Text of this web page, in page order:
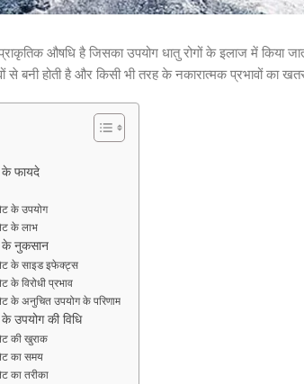
औषधि है जिसका उपयोग धातु रोगों के इलाज में किया
बनी होती है और किसी भी तरह के नकारात्मक प्रभावों का
के फायदे
के उपयोग
के लाभ
के नुकसान
के साइड इफेक्ट्स
के विरोधी प्रभाव
के अनुचित उपयोग के परिणाम
उपयोग की विधि
की खुराक
का समय
का तरीका